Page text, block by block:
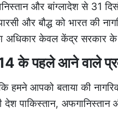
और बांग्लादेश से 31
और बौद्ध को भारत की
अधिकार केवल केंद्र सरकार के
के पहले आने वाले
हमने आपको बताया की
देश पाकिस्तान,